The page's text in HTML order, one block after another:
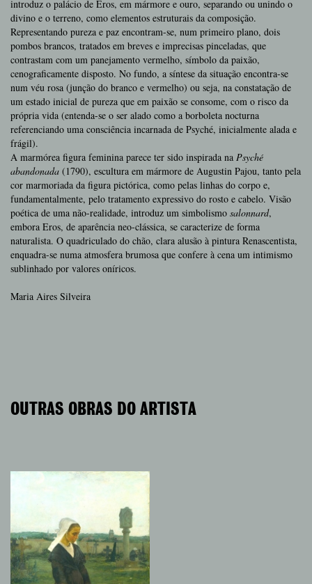
introduz o palácio de Eros, em mármore e ouro, separando ou unindo o
divino e o terreno, como elementos estruturais da composição.
Representando pureza e paz encontram-se, num primeiro plano, dois
pombos brancos, tratados em breves e imprecisas pinceladas, que
contrastam com um panejamento vermelho, símbolo da paixão,
cenograficamente disposto. No fundo, a síntese da situação encontra-se
num véu rosa (junção do branco e vermelho) ou seja, na constatação de
um estado inicial de pureza que em paixão se consome, com o risco da
própria vida (entenda-se o ser alado como a borboleta nocturna
referenciando uma consciência incarnada de Psyché, inicialmente alada e
frágil).
A marmórea figura feminina parece ter sido inspirada na Psyché
abandonada (1790), escultura em mármore de Augustin Pajou, tanto pela
cor marmoriada da figura pictórica, como pelas linhas do corpo e,
fundamentalmente, pelo tratamento expressivo do rosto e cabelo. Visão
poética de uma não-realidade, introduz um simbolismo salonnard,
embora Eros, de aparência neo-clássica, se caracterize de forma
naturalista. O quadriculado do chão, clara alusão à pintura Renascentista,
enquadra-se numa atmosfera brumosa que confere à cena um intimismo
sublinhado por valores oníricos.
Maria Aires Silveira
OUTRAS OBRAS DO ARTISTA